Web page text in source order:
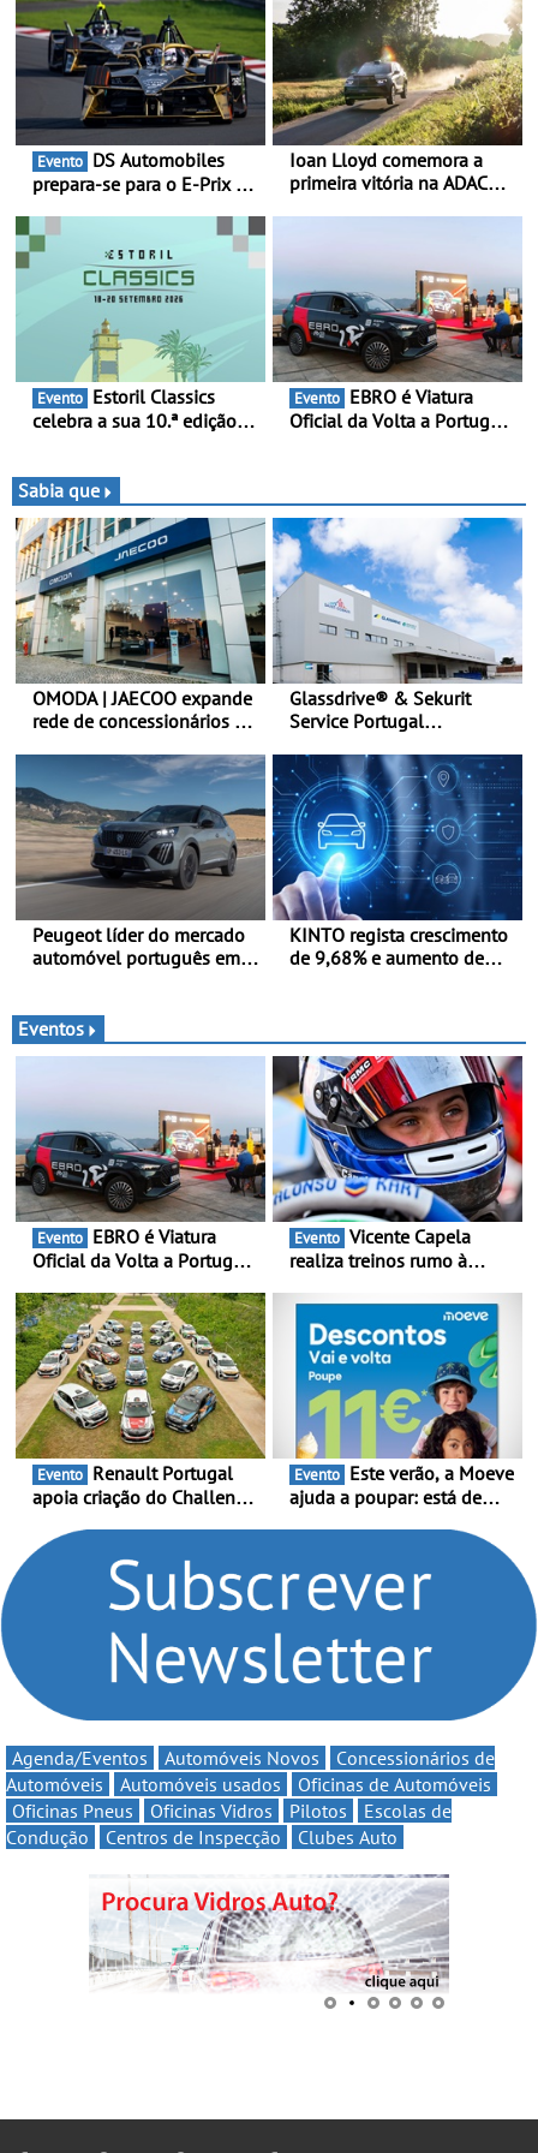
Evento
prepara-se para o E-Prix de
vai acolher duas corridas
noturnas, uma estreia para
no campeonato
Ioan Lloyd comemora a
primeira vitória na ADAC
Rally Cup
Evento
celebra a sua 10.ª edição
Evento
Oficial da Volta a Portugal
e leva a sua gama SUV
multi-energia às estradas
de Portugal
Sabia que
OMODA | JAECOO expande
rede de concessionários -
nível nacional continua em
bom ritmo
Glassdrive® & Sekurit
Service Portugal
Vila Nova de Gaia e
melhoram resposta ao
aftermarket - Reforço do
portefólio e melhoria dos
prazos reduzem tempo de
imobilização das viaturas
Peugeot líder do mercado
automóvel português em
KINTO regista crescimento
de 9,68% e aumento de
Eventos
Evento
Oficial da Volta a Portugal
presença nacional ao lado
da mítica prova de ciclismo
e leva a sua gama SUV
multi-energia às estradas
de Portugal
Evento
realiza treinos rumo à
Portugal Karting e mira boa
estreia - O Campeonato
Portugal Karting 2026
decorre entre 1 de Março e
6 de Setembro
Evento
apoia criação do Challenge
compromisso com o
automobilismo nacional
continua em 2026
Evento
ajuda a poupar: está de
Volta” com descontos de
Agenda/Eventos Automóveis Novos
Concessionários de
Automóveis
Automóveis usados
Oficinas de Automóveis
Oficinas Pneus
Oficinas Vidros Pilotos
Escolas de
Condução
Centros de Inspecção Clubes Auto